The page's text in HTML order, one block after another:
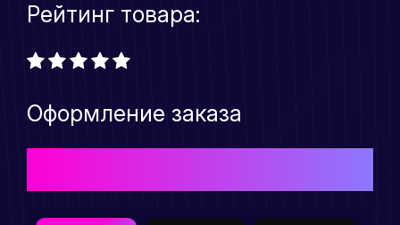
Рейтинг товара:
Оформление заказа